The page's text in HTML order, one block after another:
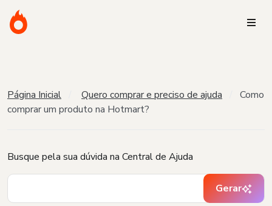
Página Inicial Quero comprar e preciso de ajuda
Como
comprar um produto na Hotmart?
Busque pela sua dúvida na Central de Ajuda
Gerar